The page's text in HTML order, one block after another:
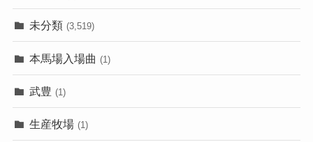
未分類 (3,519)
本馬場入場曲 (1)
武豊 (1)
生産牧場 (1)